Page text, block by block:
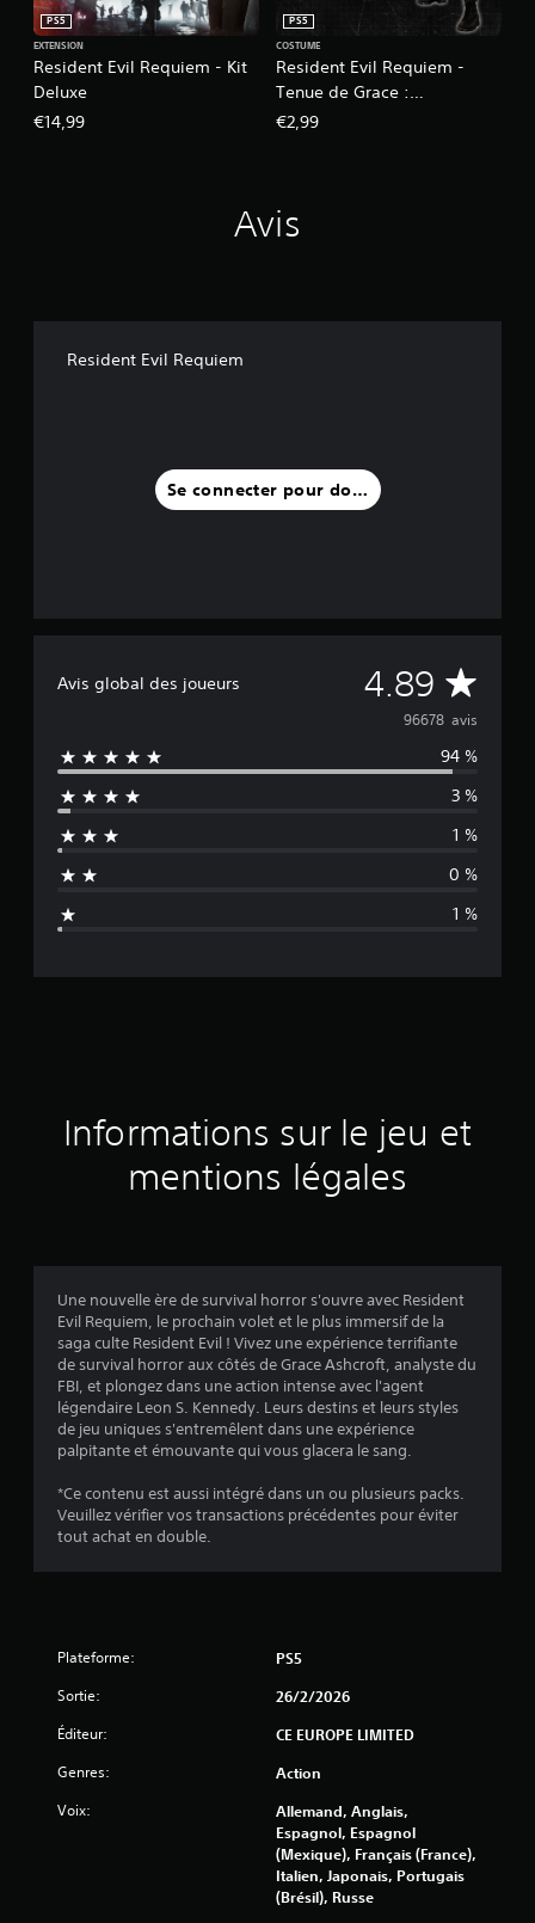
Resident Evil Requiem - Kit
Deluxe
PS5
EXTENSION
€14,99
Resident Evil Requiem -
Tenue de Grace :
Apocalypse
PS5
COSTUME
€2,99
Avis
Resident Evil Requiem
Se connecter pour donner un avis
Avis global des joueurs 4.89 M
o
y
e
n
n
d
a
s
:
8
9
s
96678 avis
94 %
3 %
1 %
0 %
1 %
Informations sur le jeu et
mentions légales
Une nouvelle ère de survival horror s'ouvre avec Resident
Evil Requiem, le prochain volet et le plus immersif de la
saga culte Resident Evil ! Vivez une expérience terrifiante
de survival horror aux côtés de Grace Ashcroft, analyste du
FBI, et plongez dans une action intense avec l'agent
légendaire Leon S. Kennedy. Leurs destins et leurs styles
de jeu uniques s'entremêlent dans une expérience
palpitante et émouvante qui vous glacera le sang.
*Ce contenu est aussi intégré dans un ou plusieurs packs.
Veuillez vérifier vos transactions précédentes pour éviter
tout achat en double.
Plateforme: PS5
Sortie: 26/2/2026
Éditeur: CE EUROPE LIMITED
Genres: Action
Voix:
Allemand, Anglais,
Espagnol, Espagnol
(Mexique), Français (France),
Italien, Japonais, Portugais
(Brésil), Russe